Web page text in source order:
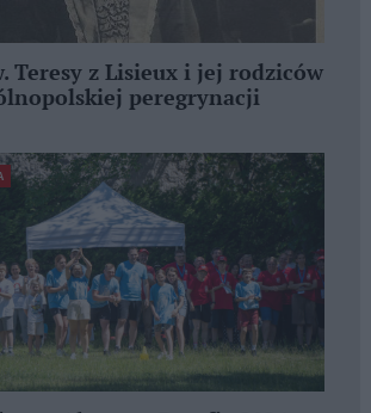
Teresy z Lisieux i jej rodziców
peregrynacji